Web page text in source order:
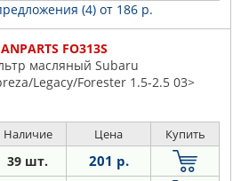
(4) от 186 р.
FO313S
масляный Subaru
Legacy/Forester 1.5-2.5 03>
Наличие Цена Купить
39 шт. 201 р.